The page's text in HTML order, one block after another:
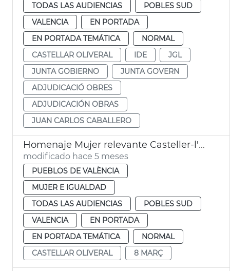
TODAS LAS AUDIENCIAS
POBLES SUD
VALENCIA
EN PORTADA
EN PORTADA TEMÁTICA
NORMAL
CASTELLAR OLIVERAL
IDE
JGL
JUNTA GOBIERNO
JUNTA GOVERN
ADJUDICACIÓ OBRES
ADJUDICACIÓN OBRAS
JUAN CARLOS CABALLERO
Homenaje Mujer relevante Casteller-l'Oliveral València
modificado hace 5 meses
PUEBLOS DE VALÈNCIA
MUJER E IGUALDAD
TODAS LAS AUDIENCIAS
POBLES SUD
VALENCIA
EN PORTADA
EN PORTADA TEMÁTICA
NORMAL
CASTELLAR OLIVERAL
8 MARÇ